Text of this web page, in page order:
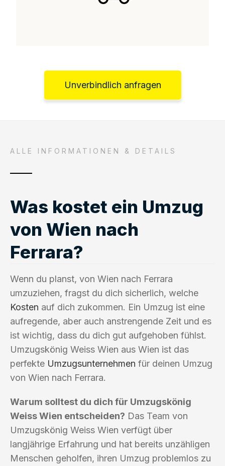
Unverbindlich anfragen
ALLE INFORMATIONEN & DETAILS
Was kostet ein Umzug
von Wien nach
Ferrara?
Wenn du planst, von Wien nach Ferrara
umzuziehen, fragst du dich sicherlich, welche
Kosten auf dich zukommen. Ein Umzug ist eine
aufregende, aber auch anstrengende Zeit und es
ist wichtig, dass du dich gut aufgehoben fühlst.
Umzugskönig Weiss Wien aus Wien ist das
perfekte Umzugsunternehmen für deinen Umzug
von Wien nach Ferrara.
Warum solltest du dich für Umzugskönig
Weiss Wien entscheiden? Das Team von
Umzugskönig Weiss Wien verfügt über
langjährige Erfahrung und hat bereits unzähligen
Menschen geholfen, ihren Umzug problemlos zu